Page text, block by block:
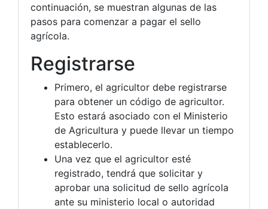
continuación, se muestran algunas de las
pasos para comenzar a pagar el sello
agrícola.
Registrarse
Primero, el agricultor debe registrarse
para obtener un código de agricultor.
Esto estará asociado con el Ministerio
de Agricultura y puede llevar un tiempo
establecerlo.
Una vez que el agricultor esté
registrado, tendrá que solicitar y
aprobar una solicitud de sello agrícola
ante su ministerio local o autoridad